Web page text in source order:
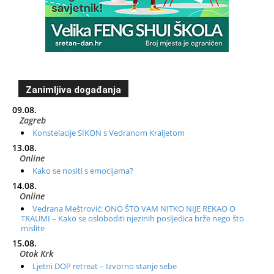
Zanimljiva događanja
09.08.
Zagreb
Konstelacije SIKON s Vedranom Kraljetom
13.08.
Online
Kako se nositi s emocijama?
14.08.
Online
Vedrana Meštrović: ONO ŠTO VAM NITKO NIJE REKAO O
TRAUMI – Kako se osloboditi njezinih posljedica brže nego što
mislite
15.08.
Otok Krk
Ljetni DOP retreat – Izvorno stanje sebe